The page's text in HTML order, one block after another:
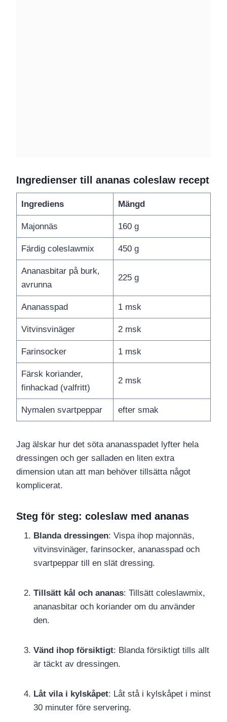
Ingredienser till ananas coleslaw recept
Ingrediens Mängd
Majonnäs 160 g
Färdig coleslawmix 450 g
Ananasbitar på burk,
avrunna
225 g
Ananasspad 1 msk
Vitvinsvinäger 2 msk
Farinsocker 1 msk
Färsk koriander,
finhackad (valfritt)
2 msk
Nymalen svartpeppar efter smak
Jag älskar hur det söta ananasspadet lyfter hela
dressingen och ger salladen en liten extra
dimension utan att man behöver tillsätta något
komplicerat.
Steg för steg: coleslaw med ananas
Blanda dressingen: Vispa ihop majonnäs,
vitvinsvinäger, farinsocker, ananasspad och
svartpeppar till en slät dressing.
Tillsätt kål och ananas: Tillsätt coleslawmix,
ananasbitar och koriander om du använder
den.
Vänd ihop försiktigt: Blanda försiktigt tills allt
är täckt av dressingen.
Låt vila i kylskåpet: Låt stå i kylskåpet i minst
30 minuter före servering.